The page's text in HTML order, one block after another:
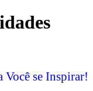
Você se Inspirar!